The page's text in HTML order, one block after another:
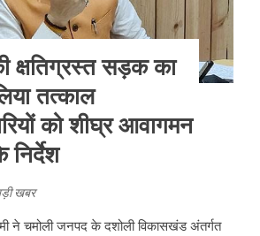
क्षतिग्रस्त सड़क का
तत्काल
को शीघ्र आवागमन
खबर
ने चमोली जनपद के दशोली विकासखंड अंतर्गत